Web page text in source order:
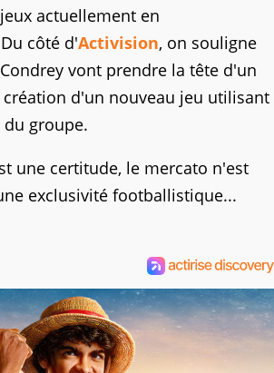
actuellement en
côté d'Activision, on souligne
vont prendre la tête d'un
d'un nouveau jeu utilisant
groupe.
une certitude, le mercato n'est
exclusivité footballistique...